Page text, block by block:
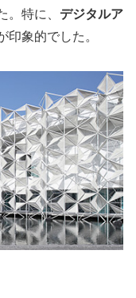
。特に、 デジタルア
印象的でした。